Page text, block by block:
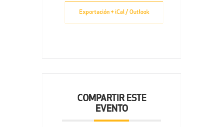
Exportación + iCal / Outlook
COMPARTIR ESTE
EVENTO